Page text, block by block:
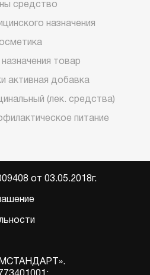
средство
назначения
товар
активная добавка
(лек. средства)
питание
от 03.05.2018г.